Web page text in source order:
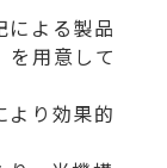
による製品
を用意して
り効果的